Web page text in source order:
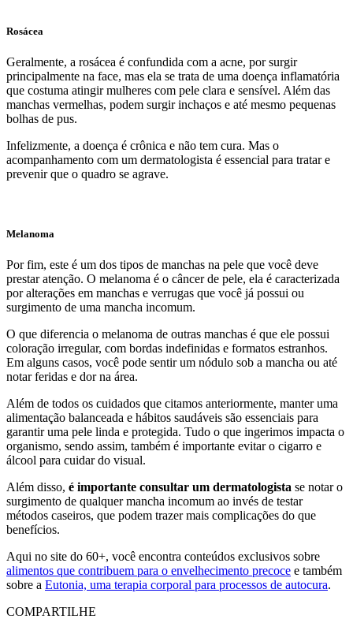
Rosácea
Geralmente, a rosácea é confundida com a acne, por surgir
principalmente na face, mas ela se trata de uma doença inflamatória
que costuma atingir mulheres com pele clara e sensível. Além das
manchas vermelhas, podem surgir inchaços e até mesmo pequenas
bolhas de pus.
Infelizmente, a doença é crônica e não tem cura. Mas o
acompanhamento com um dermatologista é essencial para tratar e
prevenir que o quadro se agrave.
Melanoma
Por fim, este é um dos tipos de manchas na pele que você deve
prestar atenção. O melanoma é o câncer de pele, ela é caracterizada
por alterações em manchas e verrugas que você já possui ou
surgimento de uma mancha incomum.
O que diferencia o melanoma de outras manchas é que ele possui
coloração irregular, com bordas indefinidas e formatos estranhos.
Em alguns casos, você pode sentir um nódulo sob a mancha ou até
notar feridas e dor na área.
Além de todos os cuidados que citamos anteriormente, manter uma
alimentação balanceada e hábitos saudáveis são essenciais para
garantir uma pele linda e protegida. Tudo o que ingerimos impacta o
organismo, sendo assim, também é importante evitar o cigarro e
álcool para cuidar do visual.
Além disso, é importante consultar um dermatologista se notar o
surgimento de qualquer mancha incomum ao invés de testar
métodos caseiros, que podem trazer mais complicações do que
benefícios.
Aqui no site do 60+, você encontra conteúdos exclusivos sobre
alimentos que contribuem para o envelhecimento precoce e também
sobre a Eutonia, uma terapia corporal para processos de autocura.
COMPARTILHE